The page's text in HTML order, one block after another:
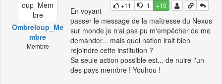
Ombreloup_Me
mbre
Membre
+11
-1 +10
En voyant
passer le message de la maîtresse du Nexus
sur monde je n'ai pas pu m'empêcher de me
demander... mais quel nation irait bien
rejoindre cette institution ?
Sa seule action possible est... de nuire l'un
des pays membre ! Youhou !